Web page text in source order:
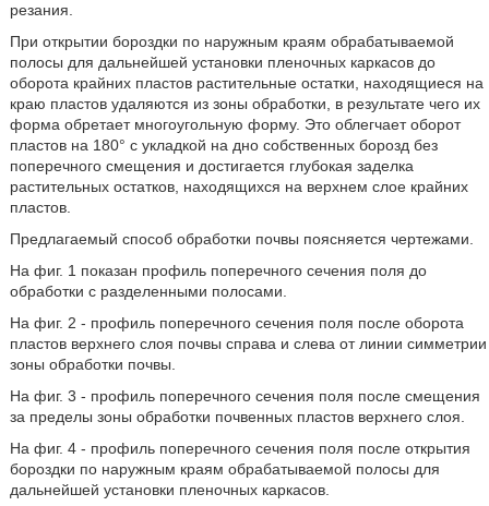
резания.
При открытии бороздки по наружным краям обрабатываемой
полосы для дальнейшей установки пленочных каркасов до
оборота крайних пластов растительные остатки, находящиеся на
краю пластов удаляются из зоны обработки, в результате чего их
форма обретает многоугольную форму. Это облегчает оборот
пластов на 180° с укладкой на дно собственных борозд без
поперечного смещения и достигается глубокая заделка
растительных остатков, находящихся на верхнем слое крайних
пластов.
Предлагаемый способ обработки почвы поясняется чертежами.
На фиг. 1 показан профиль поперечного сечения поля до
обработки с разделенными полосами.
На фиг. 2 - профиль поперечного сечения поля после оборота
пластов верхнего слоя почвы справа и слева от линии симметрии
зоны обработки почвы.
На фиг. 3 - профиль поперечного сечения поля после смещения
за пределы зоны обработки почвенных пластов верхнего слоя.
На фиг. 4 - профиль поперечного сечения поля после открытия
бороздки по наружным краям обрабатываемой полосы для
дальнейшей установки пленочных каркасов.